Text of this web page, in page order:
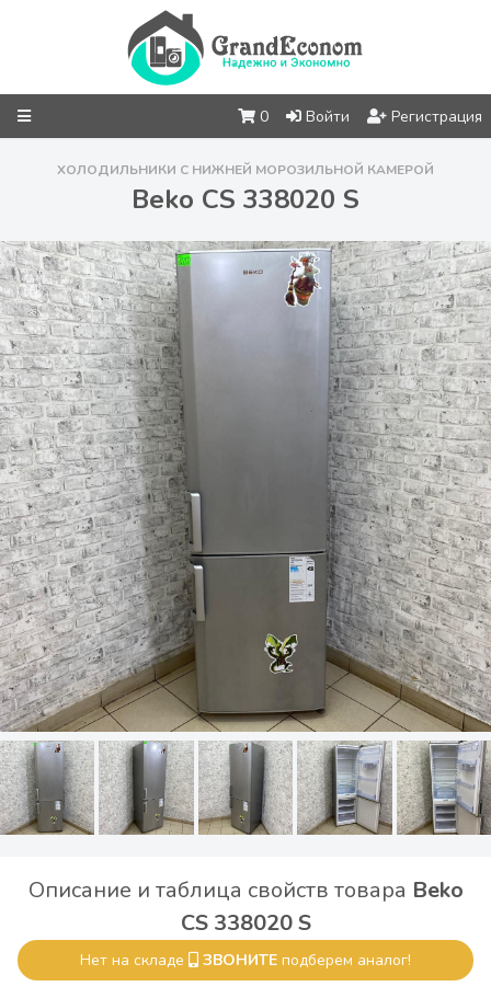
0 Войти Регистрация
ХОЛОДИЛЬНИКИ С НИЖНЕЙ МОРОЗИЛЬНОЙ КАМЕРОЙ
Beko CS 338020 S
Описание и таблица свойств товара Beko
CS 338020 S
Нет на складе ЗВОНИТЕ подберем аналог!